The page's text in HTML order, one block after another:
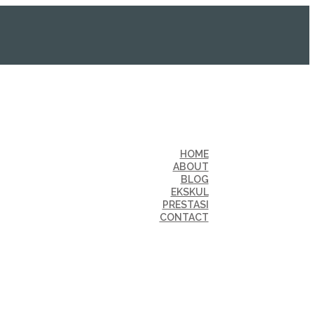
HOME
ABOUT
BLOG
EKSKUL
PRESTASI
CONTACT